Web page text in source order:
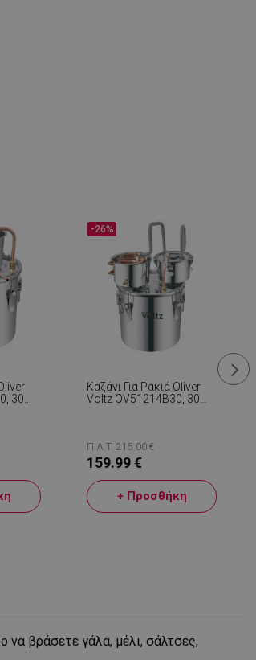
30
Καζάνι Για Ρακιά Oliver
Voltz OV51214B30, 30
Αντλία Νερού,
Ανοξείδωτο Ατσάλι,
Ασημί
-26%
Π.Λ.Τ: 215.00 €
159.99 €
+ Προσθήκη
να βράσετε γάλα, μέλι, σάλτσες,